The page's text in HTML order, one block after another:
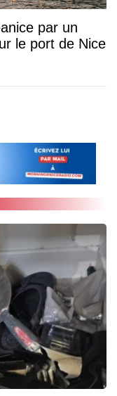
par un
le port de Nice